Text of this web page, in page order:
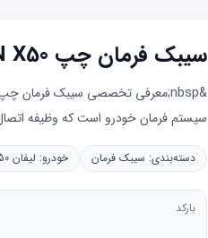
سیبک فرمان چپ LIFAN X50
سیستم فرمان خودرو است که وظیفه
دسته‌بندی: سیبک فرمان خودرو: لیفان X50
بارکد